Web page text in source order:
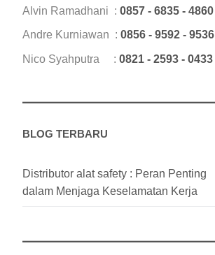
Alvin Ramadhani : 0857 - 6835 - 4860
Andre Kurniawan : 0856 - 9592 - 9536
Nico Syahputra : 0821 - 2593 - 0433
BLOG TERBARU
Distributor alat safety : Peran Penting
dalam Menjaga Keselamatan Kerja